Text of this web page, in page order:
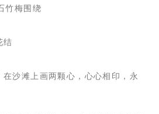
竹梅围绕
结
沙滩上画两颗心，心心相印，永